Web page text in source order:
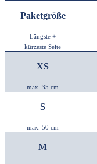
Paketgröße
Längste +
kürzeste Seite
XS
max. 35 cm
S
max. 50 cm
M